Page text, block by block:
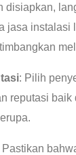
disiapkan,
jasa instalasi
: Pilih
reputasi baik
Pastikan